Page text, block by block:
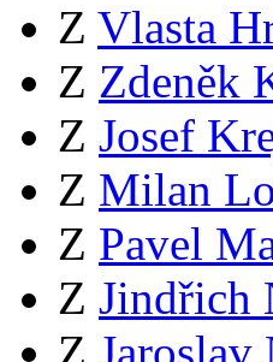
Z Vlasta
Z Zdeněk
Z Josef
Z Milan
Z Pavel
Z Jindřich